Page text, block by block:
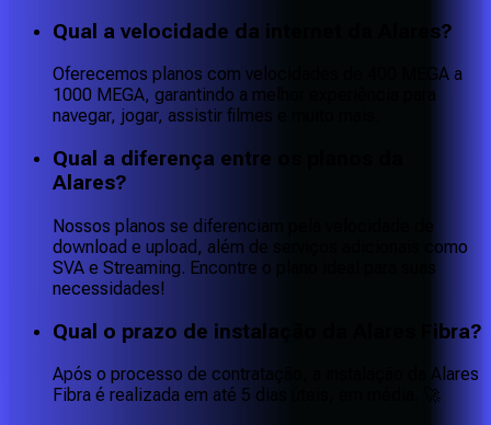
Qual a velocidade da internet da Alares?
Oferecemos planos com velocidades de 400 MEGA a
1000 MEGA, garantindo a melhor experiência para
navegar, jogar, assistir filmes e muito mais.
Qual a diferença entre os planos da
Alares?
Nossos planos se diferenciam pela velocidade de
download e upload, além de serviços adicionais como
SVA e Streaming. Encontre o plano ideal para suas
necessidades!
Qual o prazo de instalação da Alares Fibra?
Após o processo de contratação, a instalação da Alares
Fibra é realizada em até 5 dias úteis, em média. 🚀